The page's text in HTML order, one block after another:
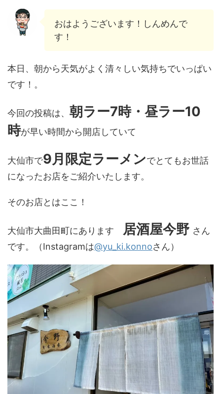
おはようございます！しんめんで
す！
本日、朝から天気がよく清々しい気持ちでいっぱい
です！。
今回の投稿は、 朝ラー7時・昼ラー10
時が早い時間から開店していて
大仙市で9月限定ラーメンでとてもお世話
になったお店をご紹介いたします。
そのお店とはここ！
大仙市大曲田町にあります 居酒屋今野 さん
です。（Instagramは@yu_ki.konnoさん）